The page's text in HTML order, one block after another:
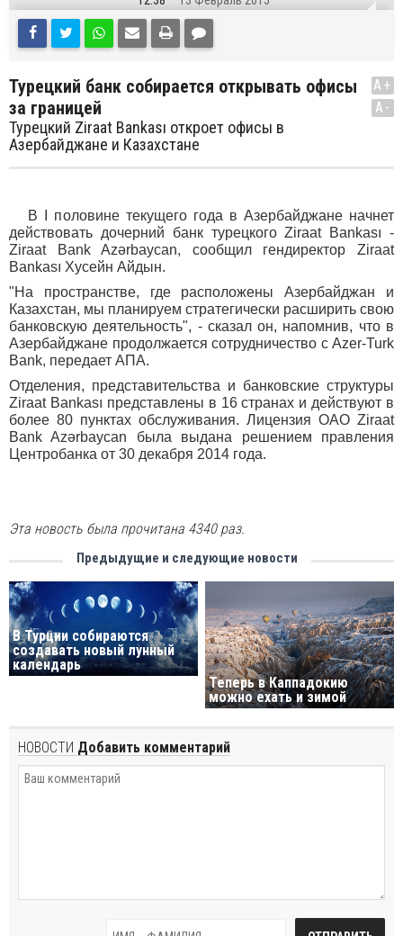
Турецкий банк собирается открывать офисы
за границей
Турецкий Ziraat Bankası откроет офисы в
Азербайджане и Казахстане
A+
A-
В I половине текущего года в Азербайджане начнет
действовать дочерний банк турецкого Ziraat Bankası -
Ziraat Bank Azərbaycan, сообщил гендиректор Ziraat
Bankası Хусейн Айдын.
"На пространстве, где расположены Азербайджан и
Казахстан, мы планируем стратегически расширить свою
банковскую деятельность", - сказал он, напомнив, что в
Азербайджане продолжается сотрудничество с Azer-Turk
Bank, передает АПА.
Отделения, представительства и банковские структуры
Ziraat Bankası представлены в 16 странах и действуют в
более 80 пунктах обслуживания. Лицензия ОАО Ziraat
Bank Azərbaycan была выдана решением правления
Центробанка от 30 декабря 2014 года.
Эта новость была прочитана 4340 раз.
Предыдущие и следующие новости
В Турции собираются
создавать новый лунный
календарь
Теперь в Каппадокию
можно ехать и зимой
НОВОСТИ Добавить комментарий